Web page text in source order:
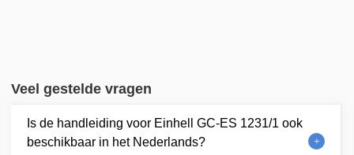
Veel gestelde vragen
Is de handleiding voor Einhell GC-ES 1231/1 ook
beschikbaar in het Nederlands?